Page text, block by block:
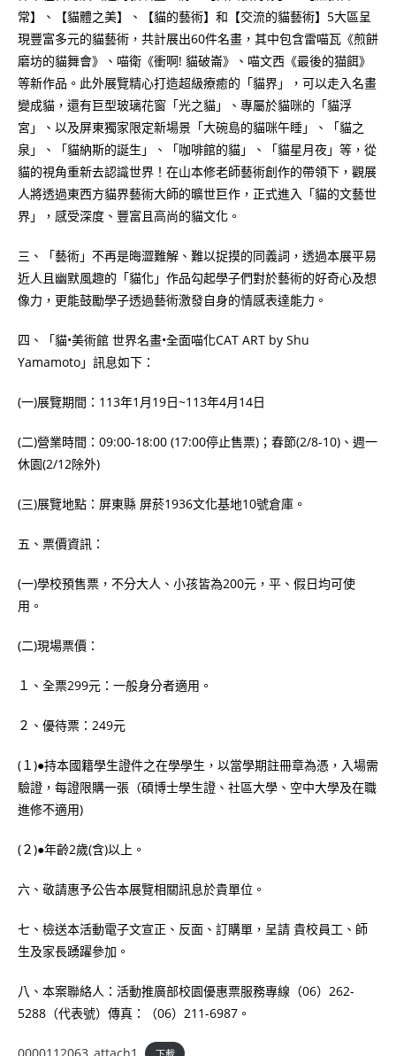
常】、【貓體之美】、【貓的藝術】和【交流的貓藝術】5大區呈
現豐富多元的貓藝術，共計展出60件名畫，其中包含雷喵瓦《煎餅
磨坊的貓舞會》、喵衛《衝啊! 貓破崙》、喵文西《最後的猫餌》
等新作品。此外展覽精心打造超級療癒的「貓界」，可以走入名畫
變成貓，還有巨型玻璃花窗「光之貓」、專屬於貓咪的「貓浮
宮」、以及屏東獨家限定新場景「大碗島的貓咪午睡」、「貓之
泉」、「貓納斯的誕生」、「咖啡館的貓」、「貓星月夜」等，從
貓的視角重新去認識世界！在山本修老師藝術創作的帶領下，觀展
人將透過東西方貓界藝術大師的曠世巨作，正式進入「貓的文藝世
界」，感受深度、豐富且高尚的貓文化。
三、「藝術」不再是晦澀難解、難以捉摸的同義詞，透過本展平易
近人且幽默風趣的「貓化」作品勾起學子們對於藝術的好奇心及想
像力，更能鼓勵學子透過藝術激發自身的情感表達能力。
四、「貓•美術館 世界名畫•全面喵化CAT ART by Shu
Yamamoto」訊息如下：
(一)展覽期間：113年1月19日~113年4月14日
(二)營業時間：09:00-18:00 (17:00停止售票)；春節(2/8-10)、週一
休園(2/12除外)
(三)展覽地點：屏東縣 屏菸1936文化基地10號倉庫。
五、票價資訊：
(一)學校預售票，不分大人、小孩皆為200元，平、假日均可使
用。
(二)現場票價：
１、全票299元：一般身分者適用。
２、優待票：249元
(１)●持本國籍學生證件之在學學生，以當學期註冊章為憑，入場需
驗證，每證限購一張（碩博士學生證、社區大學、空中大學及在職
進修不適用)
(２)●年齡2歲(含)以上。
六、敬請惠予公告本展覽相關訊息於貴單位。
七、檢送本活動電子文宣正、反面、訂購單，呈請 貴校員工、師
生及家長踴躍參加。
八、本案聯絡人：活動推廣部校園優惠票服務專線（06）262-
5288（代表號）傳真：（06）211-6987。